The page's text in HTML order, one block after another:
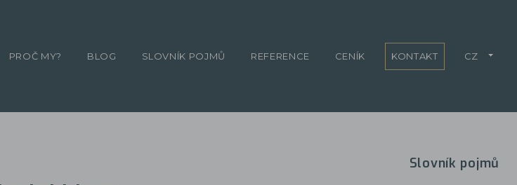
Slovník pojmů
PROČ MY? BLOG SLOVNÍK POJMŮ REFERENCE CENÍK KONTAKT CZ